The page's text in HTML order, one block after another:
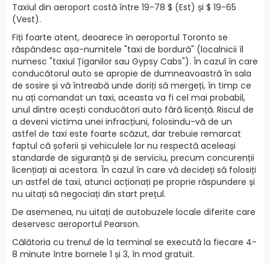
Taxiul din aeroport costă între 19-78 $ (Est) și $ 19-65
(Vest).
Fiți foarte atent, deoarece în aeroportul Toronto se
răspândesc așa-numitele "taxi de bordură" (localnicii îl
numesc "taxiul Țiganilor sau Gypsy Cabs"). În cazul în care
conducătorul auto se apropie de dumneavoastră în sala
de sosire și vă întreabă unde doriți să mergeți, în timp ce
nu ați comandat un taxi, aceasta va fi cel mai probabil,
unul dintre acești conducători auto fără licență. Riscul de
a deveni victima unei infracțiuni, folosindu-vă de un
astfel de taxi este foarte scăzut, dar trebuie remarcat
faptul că șoferii și vehiculele lor nu respectă aceleași
standarde de siguranță și de serviciu, precum concurenții
licențiați ai acestora. În cazul în care vă decideți să folosiți
un astfel de taxi, atunci acționați pe proprie răspundere și
nu uitați să negociați din start prețul.
De asemenea, nu uitați de autobuzele locale diferite care
deservesc aeroportul Pearson.
Călătoria cu trenul de la terminal se execută la fiecare 4-
8 minute între bornele 1 și 3, în mod gratuit.